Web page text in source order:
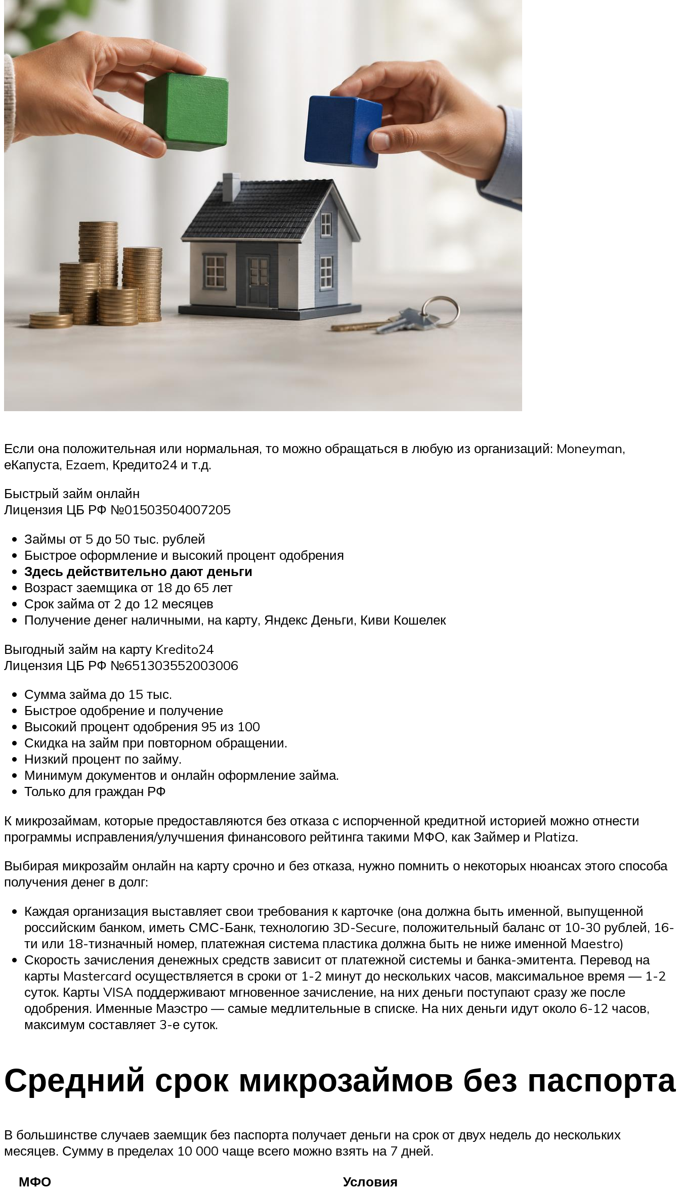
Если она положительная или нормальная, то можно обращаться в любую из организаций: Moneyman,
еКапуста, Ezaem, Кредито24 и т.д.
Быстрый займ онлайн
Лицензия ЦБ РФ №01503504007205
Займы от 5 до 50 тыс. рублей
Быстрое оформление и высокий процент одобрения
Здесь действительно дают деньги
Возраст заемщика от 18 до 65 лет
Срок займа от 2 до 12 месяцев
Получение денег наличными, на карту, Яндекс Деньги, Киви Кошелек
Выгодный займ на карту Kredito24
Лицензия ЦБ РФ №651303552003006
Сумма займа до 15 тыс.
Быстрое одобрение и получение
Высокий процент одобрения 95 из 100
Скидка на займ при повторном обращении.
Низкий процент по займу.
Минимум документов и онлайн оформление займа.
Только для граждан РФ
К микрозаймам, которые предоставляются без отказа с испорченной кредитной историей можно отнести
программы исправления/улучшения финансового рейтинга такими МФО, как Займер и Platiza.
Выбирая микрозайм онлайн на карту срочно и без отказа, нужно помнить о некоторых нюансах этого способа
получения денег в долг:
Каждая организация выставляет свои требования к карточке (она должна быть именной, выпущенной
российским банком, иметь СМС-Банк, технологию 3D-Secure, положительный баланс от 10-30 рублей, 16-
ти или 18-тизначный номер, платежная система пластика должна быть не ниже именной Maestro)
Скорость зачисления денежных средств зависит от платежной системы и банка-эмитента. Перевод на
карты Mastercard осуществляется в сроки от 1-2 минут до нескольких часов, максимальное время — 1-2
суток. Карты VISA поддерживают мгновенное зачисление, на них деньги поступают сразу же после
одобрения. Именные Маэстро — самые медлительные в списке. На них деньги идут около 6-12 часов,
максимум составляет 3-е суток.
Средний срок микрозаймов без паспорта
В большинстве случаев заемщик без паспорта получает деньги на срок от двух недель до нескольких
месяцев. Сумму в пределах 10 000 чаще всего можно взять на 7 дней.
МФО
Условия